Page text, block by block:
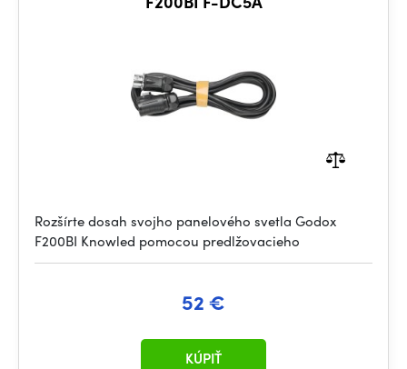
Rozšírte dosah svojho panelového svetla Godox
F200BI Knowled pomocou predlžovacieho
52 €
KÚPIŤ